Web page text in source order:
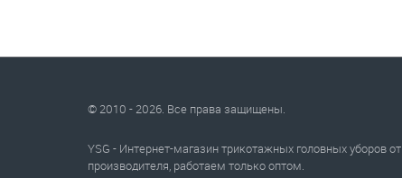
© 2010 - 2026. Все права защищены.
YSG - Интернет-магазин трикотажных головных уборов от
производителя, работаем только оптом.